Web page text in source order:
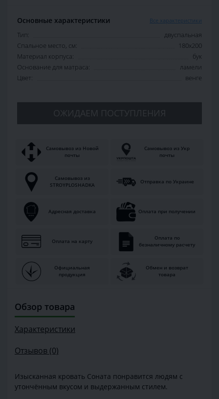
Основные характеристики Все характеристики
Тип:
двуспальная
Спальное место, см:
180х200
Материал корпуса:
бук
Основание для матраса:
ламели
Цвет:
венге
ОЖИДАЕМ ПОСТУПЛЕНИЯ
Самовывоз из Новой
почты
Самовывоз из Укр
почты
Самовывоз из
STROYPLOSHADKA
Отправка по Украине
Адресная доставка Оплата при получении
Оплата на карту
Оплата по
безналичному расчету
Официальная
продукция
Обмен и возврат
товара
Обзор товара
Характеристики
Отзывов (0)
Изысканная кровать Соната понравится людям с
утончённым вкусом и выдержанным стилем.